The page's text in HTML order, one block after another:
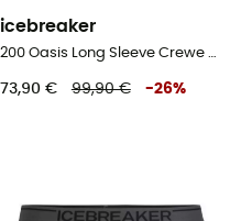
icebreaker
200 Oasis Long Sleeve Crewe - Merinounterwäsche - Herren
73,90 € 99,90 € -26%